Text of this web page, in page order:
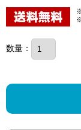
数量：